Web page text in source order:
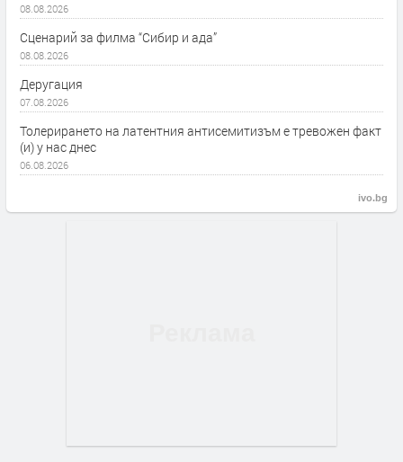
08.08.2026
Сценарий за филма “Сибир и ада”
08.08.2026
Деругация
07.08.2026
Толерирането на латентния антисемитизъм е тревожен факт
(и) у нас днес
06.08.2026
ivo.bg